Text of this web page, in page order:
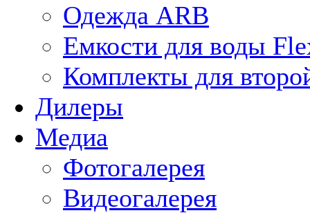
Одежда ARB
Емкости для воды
Комплекты для
Дилеры
Медиа
Фотогалерея
Видеогалерея